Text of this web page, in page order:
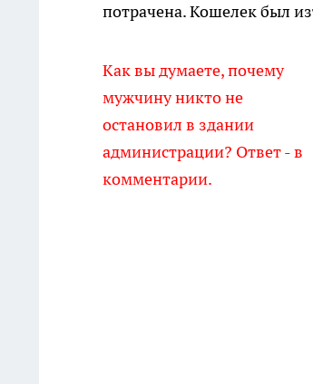
потрачена. Кошелек был
Как вы думаете, почему
мужчину никто не
остановил в здании
администрации? Ответ - в
комментарии.